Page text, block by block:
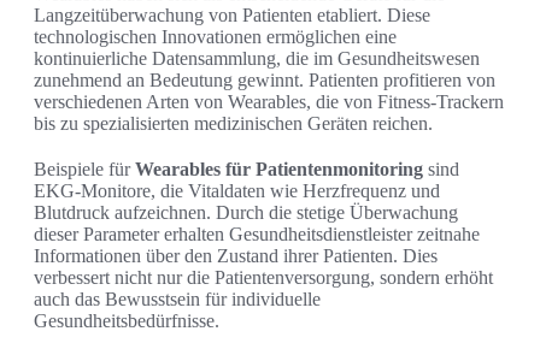
Langzeitüberwachung von Patienten etabliert. Diese
technologischen Innovationen ermöglichen eine
kontinuierliche Datensammlung, die im Gesundheitswesen
zunehmend an Bedeutung gewinnt. Patienten profitieren von
verschiedenen Arten von Wearables, die von Fitness-Trackern
bis zu spezialisierten medizinischen Geräten reichen.
Beispiele fürWearables für Patientenmonitoring sind
EKG-Monitore, die Vitaldaten wie Herzfrequenz und
Blutdruck aufzeichnen. Durch die stetige Überwachung
dieser Parameter erhalten Gesundheitsdienstleister zeitnahe
Informationen über den Zustand ihrer Patienten. Dies
verbessert nicht nur die Patientenversorgung, sondern erhöht
auch das Bewusstsein für individuelle
Gesundheitsbedürfnisse.